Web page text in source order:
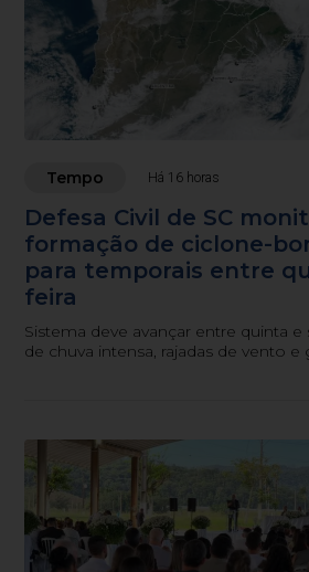
Tempo Há 16 horas
Defesa Civil de SC
formação de ciclone-
para temporais entre
feira
Sistema deve avançar entre quinta e
de chuva intensa, rajadas de vento e